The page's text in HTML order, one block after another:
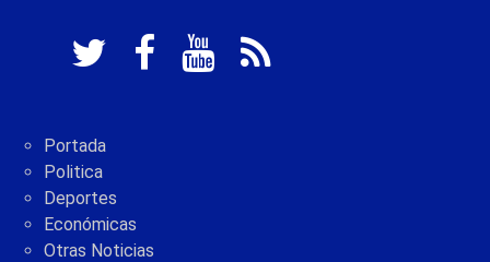
Portada
Politica
Deportes
Económicas
Otras Noticias